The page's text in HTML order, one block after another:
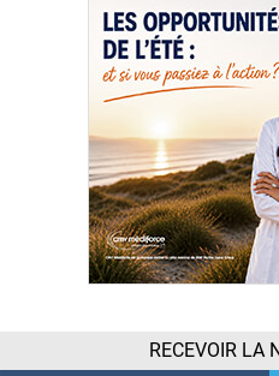
RECEVOIR LA